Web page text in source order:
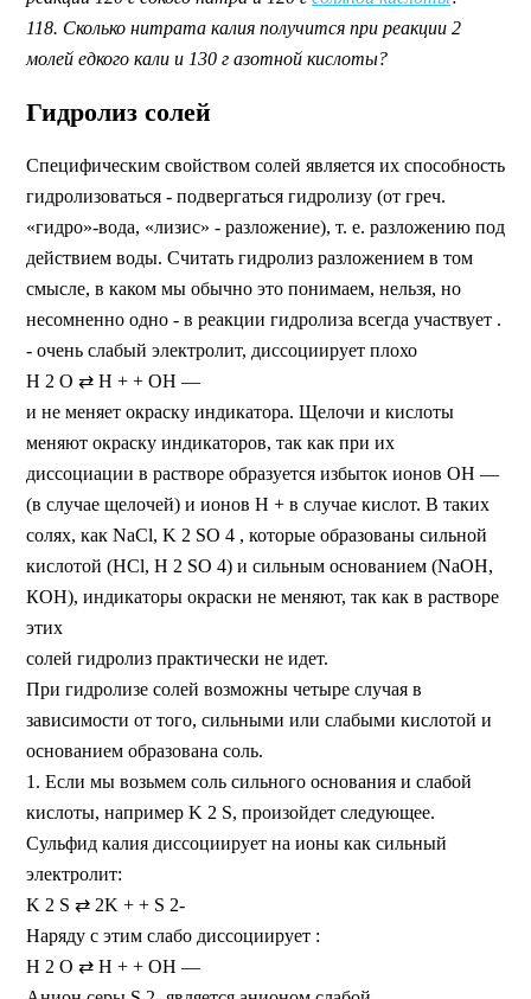
118. Сколько нитрата калия получится при реакции 2
молей едкого кали и 130 г азотной кислоты?
Гидролиз солей
Специфическим свойством солей является их способность
гидролизоваться - подвергаться гидролизу (от греч.
«гидро»-вода, «лизис» - разложение), т. е. разложению под
действием воды. Считать гидролиз разложением в том
смысле, в каком мы обычно это понимаем, нельзя, но
несомненно одно - в реакции гидролиза всегда участвует .
- очень слабый электролит, диссоциирует плохо
Н 2 О ⇄ Н + + ОН —
и не меняет окраску индикатора. Щелочи и кислоты
меняют окраску индикаторов, так как при их
диссоциации в растворе образуется избыток ионов ОН —
(в случае щелочей) и ионов Н + в случае кислот. В таких
солях, как NaCl, K 2 SО 4 , которые образованы сильной
кислотой (НСl, H 2 SO 4) и сильным основанием (NaOH,
КОН), индикаторы окраски не меняют, так как в растворе
этих
солей гидролиз практически не идет.
При гидролизе солей возможны четыре случая в
зависимости от того, сильными или слабыми кислотой и
основанием образована соль.
1. Если мы возьмем соль сильного основания и слабой
кислоты, например K 2 S, произойдет следующее.
Сульфид калия диссоциирует на ионы как сильный
электролит:
K 2 S ⇄ 2K + + S 2-
Наряду с этим слабо диссоциирует :
H 2 O ⇄ H + + OH —